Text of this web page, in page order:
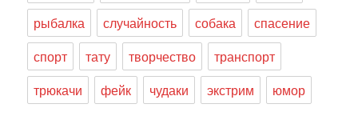
рыбалка
случайность собака
спасение
спорт
тату творчество
транспорт
трюкачи
фейк чудаки экстрим юмор